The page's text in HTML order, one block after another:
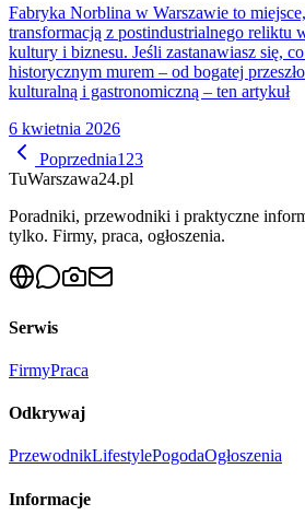
Fabryka Norblina w Warszawie to
transformacją z postindustrialnego reliktu
kultury i biznesu. Jeśli zastanawiasz się,
historycznym murem – od bogatej
kulturalną i gastronomiczną – ten artykuł
6 kwietnia 2026
Poprzednia1 23
TuWarszawa24.pl
Poradniki, przewodniki i praktyczne
tylko. Firmy, praca, ogłoszenia.
Serwis
FirmyPraca
Odkrywaj
PrzewodnikLifestylePogodaOgłoszenia
Informacje